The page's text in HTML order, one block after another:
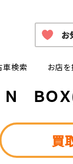
車検索 お店を
お
Ｎ ＢＯ
買